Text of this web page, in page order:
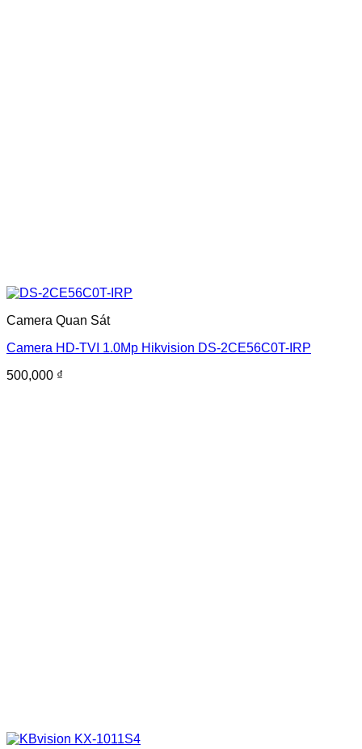
Camera Quan Sát
Camera HD-TVI 1.0Mp Hikvision DS-2CE56C0T-IRP
500,000 ₫